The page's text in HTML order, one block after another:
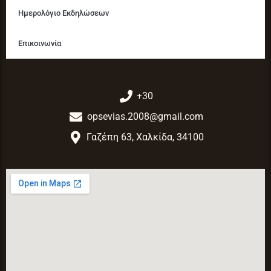
Ημερολόγιο Εκδηλώσεων
Επικοινωνία
+30
opsevias.2008@gmail.com
Γαζέπη 63, Χαλκίδα, 34100